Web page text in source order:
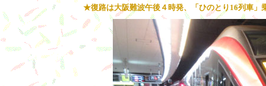
★復路は大阪難波午後４時発、「ひのとり16列車」